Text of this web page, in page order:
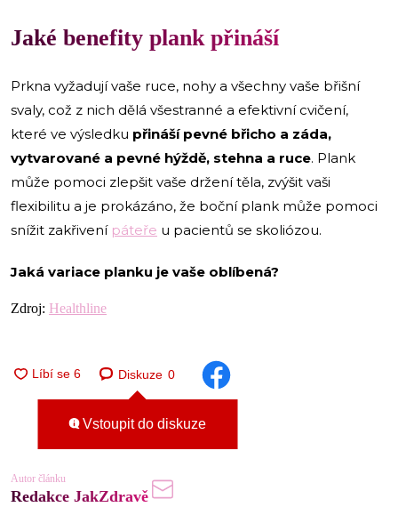
Jaké benefity plankpřináší
Prkna vyžadují vaše ruce, nohy a všechny vaše břišní
svaly, což z nich dělá všestranné a efektivní cvičení,
které ve výsledku přináší pevné břicho a záda,
vytvarované a pevné hýždě, stehna a ruce. Plank
může pomoci zlepšit vaše držení těla, zvýšit vaši
flexibilitu a je prokázáno, že boční plank může pomoci
snížit zakřivení páteře u pacientů se skoliózou.
Jaká variace planku je vaše oblíbená?
Zdroj: Healthline
Diskuze 0
Vstoupit do diskuze
Autor článku
Redakce JakZdravě